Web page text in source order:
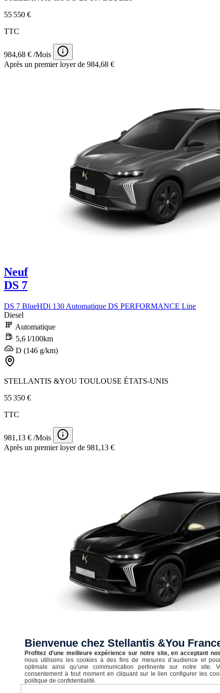
55 550 €
TTC
984,68 € /Mois
Après un premier loyer de 984,68 €
Neuf
DS 7
DS 7 BlueHDi 130 Automatique DS PERFORMANCE Line
Diesel
Automatique
5,6 l/100km
D (146 g/km)
STELLANTIS &YOU TOULOUSE ÉTATS-UNIS
55 350 €
TTC
981,13 € /Mois
Après un premier loyer de 981,13 €
Neuf
DS 7
Bienvenue chez Stellantis &You
Profitez d’une meilleure expérience sur notre site, en acceptant
nous utilisons les cookies à des fins de mesures d’audience et
optimale ainsi qu’une communication pertinente sur notre site.
consentement à tout moment en cliquant sur le lien configurer les
politique de confidentialité.